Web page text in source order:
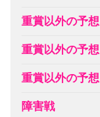
重賞以外の予想
重賞以外の予想
重賞以外の予想
障害戦